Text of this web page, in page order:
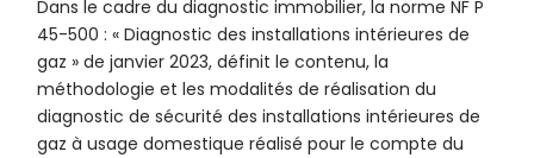
Dans le cadre du diagnostic immobilier, la norme NF P
45-500 : « Diagnostic des installations intérieures de
gaz » de janvier 2023, définit le contenu, la
méthodologie et les modalités de réalisation du
diagnostic de sécurité des installations intérieures de
gaz à usage domestique réalisé pour le compte du